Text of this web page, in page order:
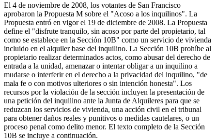
El 4 de noviembre de 2008, los votantes de San Francisco
aprobaron la Propuesta M sobre el "Acoso a los inquilinos". La
Propuesta entró en vigor el 19 de diciembre de 2008. La Propuesta
define el "disfrute tranquilo, sin acoso por parte del propietario, tal
como se establece en la Sección 10B" como un servicio de vivienda
incluido en el alquiler base del inquilino. La Sección 10B prohíbe al
propietario realizar determinados actos, como abusar del derecho de
entrada a la unidad, amenazar o intentar obligar a un inquilino a
mudarse o interferir en el derecho a la privacidad del inquilino, "de
mala fe o con motivos ulteriores o sin intención honesta". Los
recursos por la violación de la sección incluyen la presentación de
una petición del inquilino ante la Junta de Alquileres para que se
reduzcan los servicios de vivienda, una acción civil en el tribunal
para obtener daños reales y punitivos o medidas cautelares, o un
proceso penal como delito menor. El texto completo de la Sección
10B se incluye a continuación.